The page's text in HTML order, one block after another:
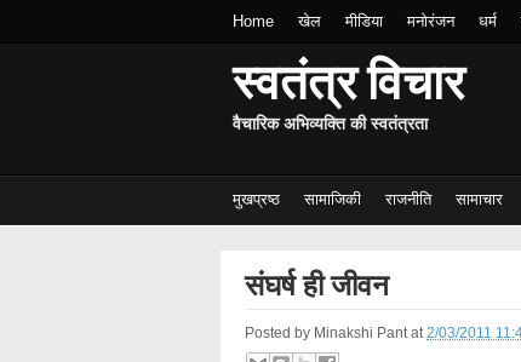
Home खेल मीडिया मनोरंजन धर्म
स्वतंत्र विचार
वैचारिक अभिव्यक्ति की स्वतंत्रता
मुखप्रष्ठ सामाजिकी राजनीति सामाचार
संघर्ष ही जीवन
Posted by Minakshi Pant at2/03/2011